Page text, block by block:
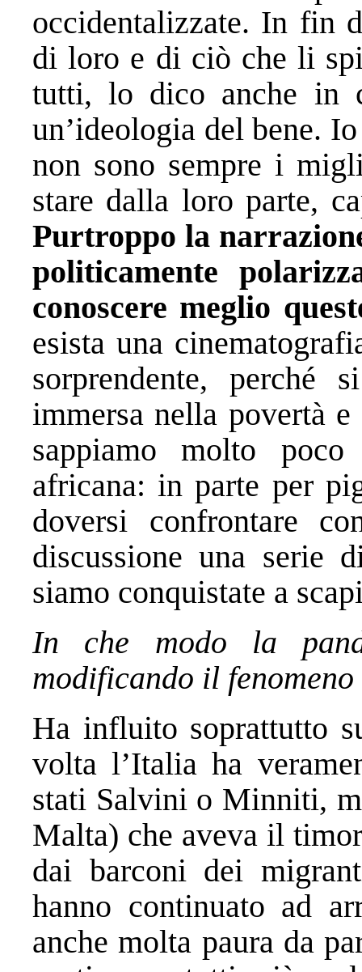
occidentalizzate. In fin
di loro e di ciò che li
tutti, lo dico anche in
un’ideologia del bene.
non sono sempre i
stare dalla loro parte,
Purtroppo la
politicamente
conoscere meglio
esista una
sorprendente, perché
immersa nella povertà
sappiamo molto
africana: in parte per
doversi confrontare
discussione una serie
siamo conquistate a
In che modo la
modificando il
Ha influito soprattutto
volta l’Italia ha
stati Salvini o Minniti,
Malta) che aveva il
dai barconi dei
hanno continuato ad
anche molta paura da